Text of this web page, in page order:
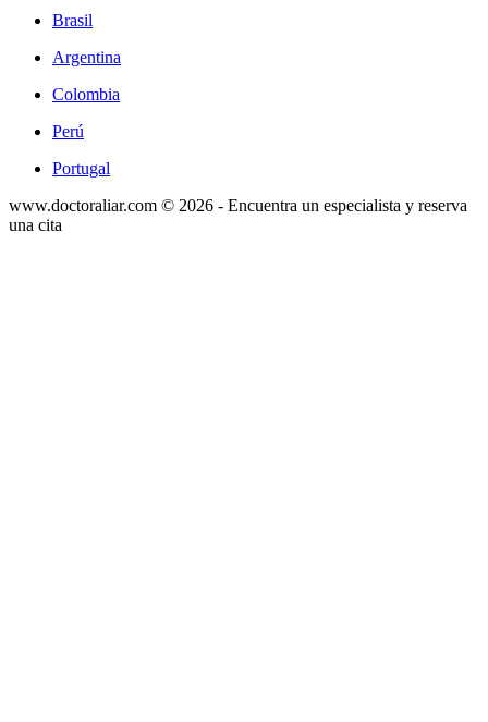
Brasil
Argentina
Colombia
Perú
Portugal
www.doctoraliar.com © 2026 - Encuentra un especialista y reserva
una cita